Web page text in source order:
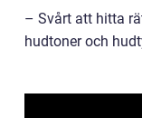
– Svårt att hitta
hudtoner och